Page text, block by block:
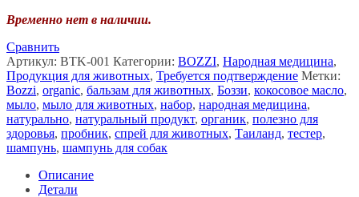
Временно нет в наличии.
Сравнить
Артикул: BTK-001 Категории: BOZZI, Народная медицина,
Продукция для животных, Требуется подтверждение Метки:
Bozzi, organic, бальзам для животных, Боззи, кокосовое масло,
мыло, мыло для животных, набор, народная медицина,
натурально, натуральный продукт, органик, полезно для
здоровья, пробник, спрей для животных, Таиланд, тестер,
шампунь, шампунь для собак
Описание
Детали